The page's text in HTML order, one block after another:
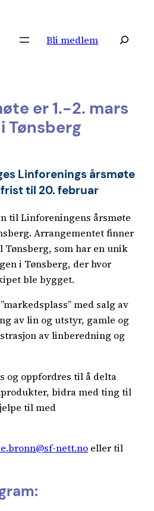
Bli medlem Søk
er 1.-2. mars
Tønsberg
Linforenings årsmøte
til 20. februar
til Linforeningens årsmøte
Arrangementet finner
Tønsberg, som har en unik
i Tønsberg, der hvor
ble bygget.
med salg av
av lin og utstyr, gamle og
av linberedning og
og oppfordres til å delta
bidra med ting til
til med
nett.no eller til